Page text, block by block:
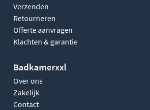
Verzenden
Retourneren
Offerte aanvragen
Klachten & garantie
Badkamerxxl
Over ons
Zakelijk
Contact